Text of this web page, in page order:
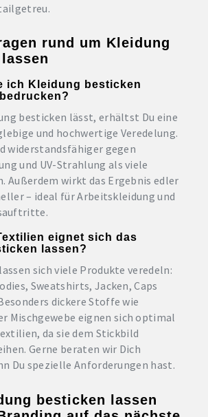
rund um Kleidung
ich Kleidung besticken
besticken lässt, erhältst Du eine
und hochwertige Veredelung.
widerstandsfähiger gegen
und UV-Strahlung als viele
Außerdem wirkt das Ergebnis edler
– ideal für Arbeitskleidung und
eignet sich das
lassen?
sich viele Produkte veredeln:
Sweatshirts, Jacken, Caps
dickere Stoffe wie
Mischgewebe eignen sich optimal
da sie dem Stickbild
Gerne beraten wir Dich
Du spezielle Anforderungen hast.
besticken lassen